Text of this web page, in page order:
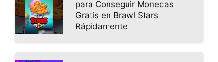
para Conseguir Monedas
Gratis en Brawl Stars
Rápidamente